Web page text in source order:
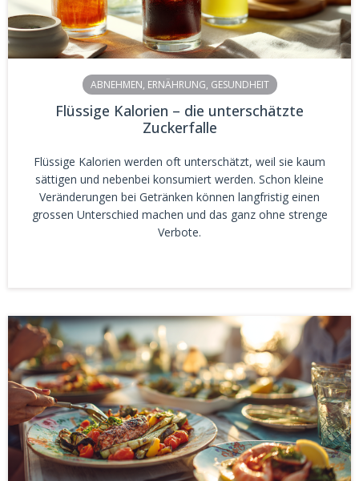
ABNEHMEN, ERNÄHRUNG, GESUNDHEIT
Flüssige Kalorien – die unterschätzte
Zuckerfalle
Flüssige Kalorien werden oft unterschätzt, weil sie kaum
sättigen und nebenbei konsumiert werden. Schon kleine
Veränderungen bei Getränken können langfristig einen
grossen Unterschied machen und das ganz ohne strenge
Verbote.